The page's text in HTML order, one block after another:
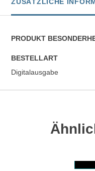
PRODUKT
BESTELLART
Digitalausgabe
Dieses Produkt weist mehrere Varianten auf. Die Optionen können auf der Produktseite